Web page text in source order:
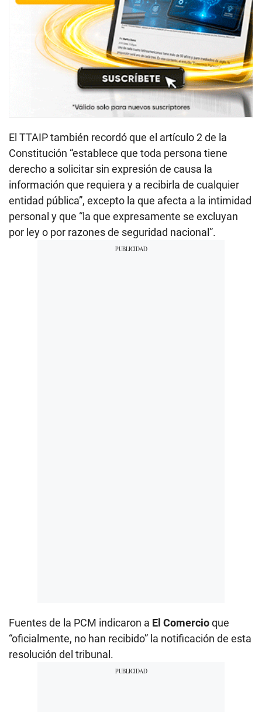
El TTAIP también recordó que el artículo 2 de la
Constitución “establece que toda persona tiene
derecho a solicitar sin expresión de causa la
información que requiera y a recibirla de cualquier
entidad pública”, excepto la que afecta a la intimidad
personal y que “la que expresamente se excluyan
por ley o por razones de seguridad nacional”.
Fuentes de la PCM indicaron a El Comercioque
“oficialmente, no han recibido” la notificación de esta
resolución del tribunal.